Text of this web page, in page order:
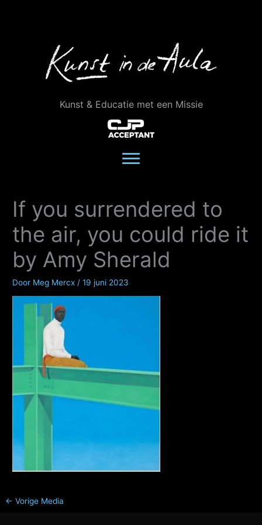
Kunst & Educatie met een Missie
If you surrendered to
the air, you could ride it
by Amy Sherald
Door Meg Mercx /19 juni 2023
← Vorige Media